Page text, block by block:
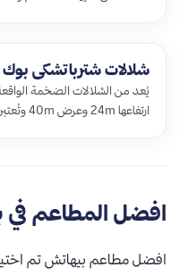
شلالات شترباتشكي بوك
يُعد من الشلالات الضخمة
ارتفاعها 24m وعرض 40m وتُعتبر شلالات شترباتشكي بوك من أكثر الم…
افضل المطاعم في
افضل مطاعم بيهاتش تم